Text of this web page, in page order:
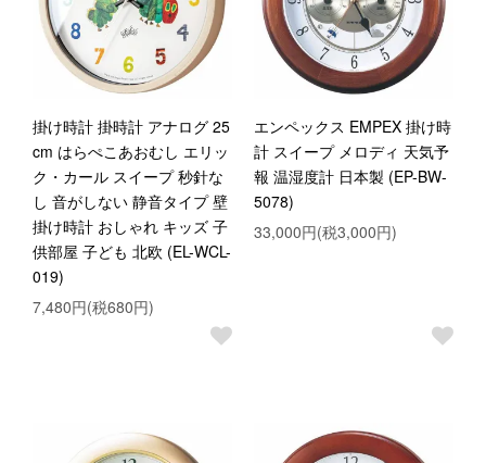
掛け時計 掛時計 アナログ 25
cm はらぺこあおむし エリッ
ク・カール スイープ 秒針な
し 音がしない 静音タイプ 壁
掛け時計 おしゃれ キッズ 子
供部屋 子ども 北欧 (EL-WCL-
019)
7,480円(税680円)
エンペックス EMPEX 掛け時
計 スイープ メロディ 天気予
報 温湿度計 日本製 (EP-BW-
5078)
33,000円(税3,000円)